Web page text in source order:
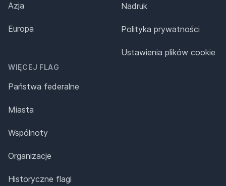
Azja
Europa
WIĘCEJ FLAG
Państwa federalne
Miasta
Wspólnoty
Organizacje
Historyczne flagi
Nadruk
Polityka prywatności
Ustawienia plików cookie